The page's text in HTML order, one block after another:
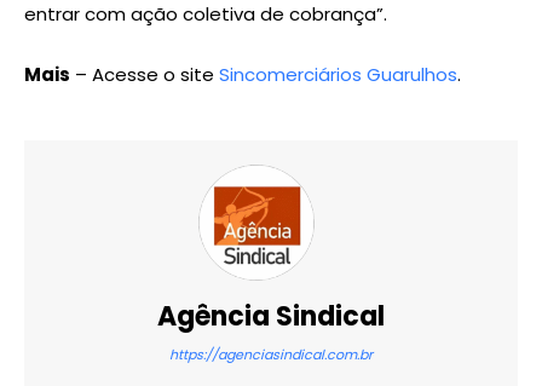
entrar com ação coletiva de cobrança”.
Mais – Acesse o site Sincomerciários Guarulhos.
Agência Sindical
https://agenciasindical.com.br